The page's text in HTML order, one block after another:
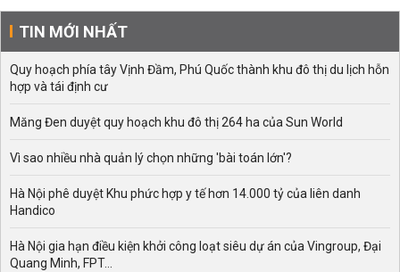
TIN MỚI NHẤT
Quy hoạch phía tây Vịnh Đầm, Phú Quốc thành khu đô thị du lịch hỗn
hợp và tái định cư
Măng Đen duyệt quy hoạch khu đô thị 264 ha của Sun World
Vì sao nhiều nhà quản lý chọn những 'bài toán lớn'?
Hà Nội phê duyệt Khu phức hợp y tế hơn 14.000 tỷ của liên danh
Handico
Hà Nội gia hạn điều kiện khởi công loạt siêu dự án của Vingroup, Đại
Quang Minh, FPT...